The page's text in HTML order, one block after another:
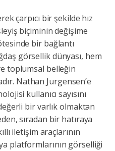
çarpıcı bir şekilde hız
biçiminin değişime
bir bağlantı
görsellik dünyası, hem
toplumsal belleğin
Nathan Jurgensen’e
kullanıcı sayısını
bir varlık olmaktan
sıradan bir hatıraya
iletişim araçlarının
platformlarının görselliği